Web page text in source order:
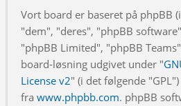
Vort board er baseret på phpBB
"dem", "deres", "phpBB
"phpBB Limited", "phpBB
board-løsning udgivet under "
License v2" (i det følgende
fra www.phpbb.com. phpBB